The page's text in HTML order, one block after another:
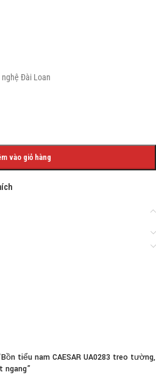
nghệ Đài Loan
vào giỏ hàng
tiểu nam CAESAR UA0283 treo tường,
ngang”